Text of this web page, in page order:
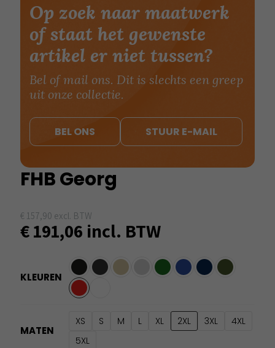
Op zoek naar maatwerk
of staat het gewenste
artikel er niet tussen?
Bel of mail ons. Dit is slechts een greep
uit onze collectie.
BEL ONS STUUR E-MAIL
FHB Georg
€ 157,90 excl. BTW
€191,06 incl. BTW
KLEUREN
MATEN
XS S M L XL 2XL 3XL
4XL
5XL